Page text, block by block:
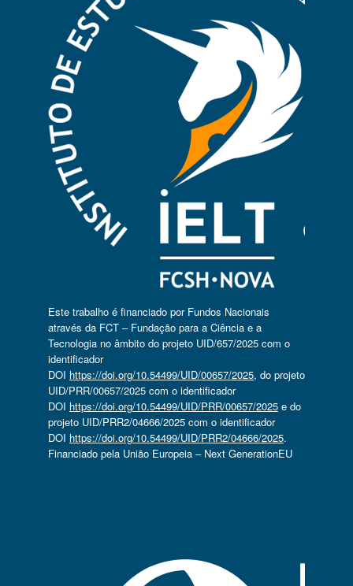
Este trabalho é financiado por Fundos Nacionais
através da FCT – Fundação para a Ciência e a
Tecnologia no âmbito do projeto UID/657/2025 com o
identificador
DOI https://doi.org/10.54499/UID/00657/2025, do projeto
UID/PRR/00657/2025 com o identificador
DOI https://doi.org/10.54499/UID/PRR/00657/2025e do
projeto UID/PRR2/04666/2025 com o identificador
DOI https://doi.org/10.54499/UID/PRR2/04666/2025.
Financiado pela União Europeia – Next GenerationEU